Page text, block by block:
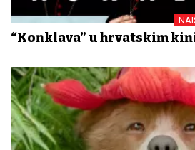
“Konklava” u hrvatskim